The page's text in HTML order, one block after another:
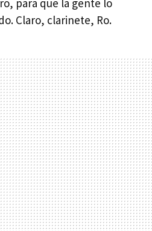
Claro, clarinete, Ro.